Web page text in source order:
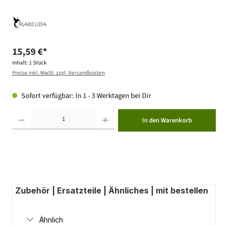
15,59 €*
Inhalt: 1 Stück
Preise inkl. MwSt. zzgl. Versandkosten
Sofort verfügbar: In 1 - 3 Werktagen bei Dir
In den Warenkorb
Zubehör | Ersatzteile | Ähnliches | mit bestellen
Ähnlich